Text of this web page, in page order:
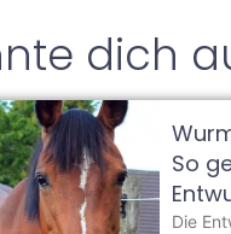
dich
So
Die